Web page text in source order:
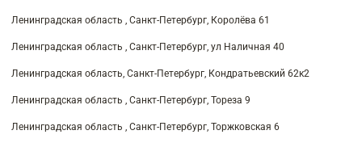
Ленинградская область , Санкт-Петербург, Королёва 61
Ленинградская область , Санкт-Петербург, ул Наличная 40
Ленинградская область, Санкт-Петербург, Кондратьевский 62к2
Ленинградская область , Санкт-Петербург, Тореза 9
Ленинградская область , Санкт-Петербург, Торжковская 6